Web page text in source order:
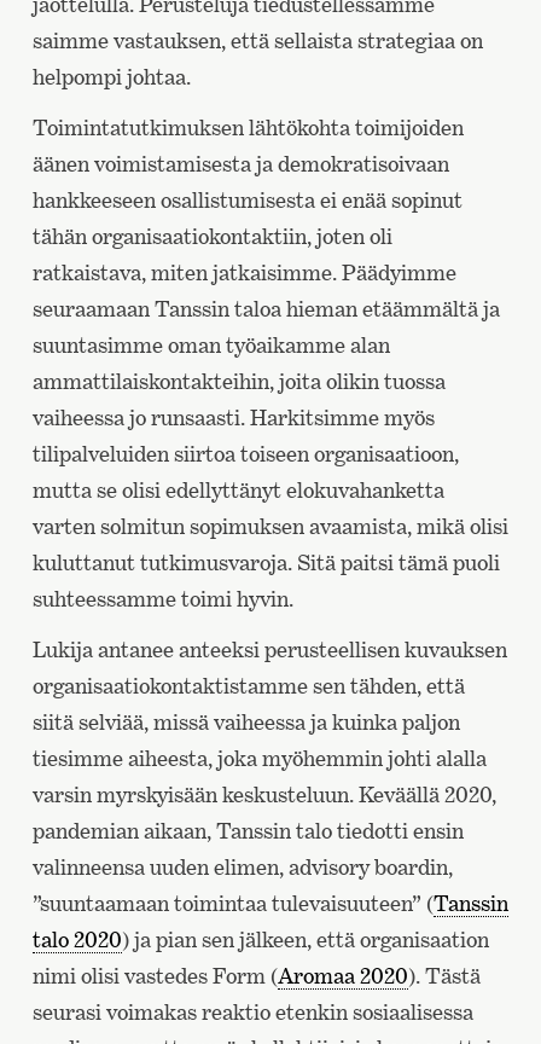
saimme vastauksen, että sellaista strategiaa on
helpompi johtaa.
Toimintatutkimuksen lähtökohta toimijoiden
äänen voimistamisesta ja demokratisoivaan
hankkeeseen osallistumisesta ei enää sopinut
tähän organisaatiokontaktiin, joten oli
ratkaistava, miten jatkaisimme. Päädyimme
seuraamaan Tanssin taloa hieman etäämmältä ja
suuntasimme oman työaikamme alan
ammattilaiskontakteihin, joita olikin tuossa
vaiheessa jo runsaasti. Harkitsimme myös
tilipalveluiden siirtoa toiseen organisaatioon,
mutta se olisi edellyttänyt elokuvahanketta
varten solmitun sopimuksen avaamista, mikä olisi
kuluttanut tutkimusvaroja. Sitä paitsi tämä puoli
suhteessamme toimi hyvin.
Lukija antanee anteeksi perusteellisen kuvauksen
organisaatiokontaktistamme sen tähden, että
siitä selviää, missä vaiheessa ja kuinka paljon
tiesimme aiheesta, joka myöhemmin johti alalla
varsin myrskyisään keskusteluun. Keväällä 2020,
pandemian aikaan, Tanssin talo tiedotti ensin
valinneensa uuden elimen, advisory boardin,
”suuntaamaan toimintaa tulevaisuuteen” (Tanssin
talo 2020) ja pian sen jälkeen, että organisaation
nimi olisi vastedes Form (Aromaa 2020). Tästä
seurasi voimakas reaktio etenkin sosiaalisessa